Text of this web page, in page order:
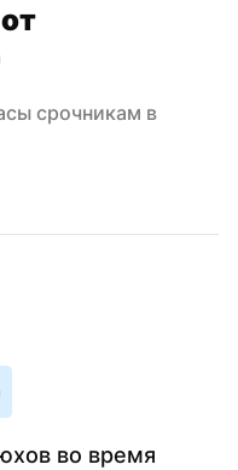
срочникам в
во время